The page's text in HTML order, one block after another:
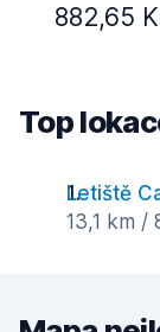
882,65
Top
Letiště
13,1 km /